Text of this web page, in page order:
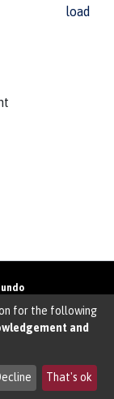
load
for the following
and
That's ok